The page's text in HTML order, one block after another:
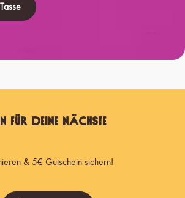
für Deine nächste
& 5€ Gutschein sichern!